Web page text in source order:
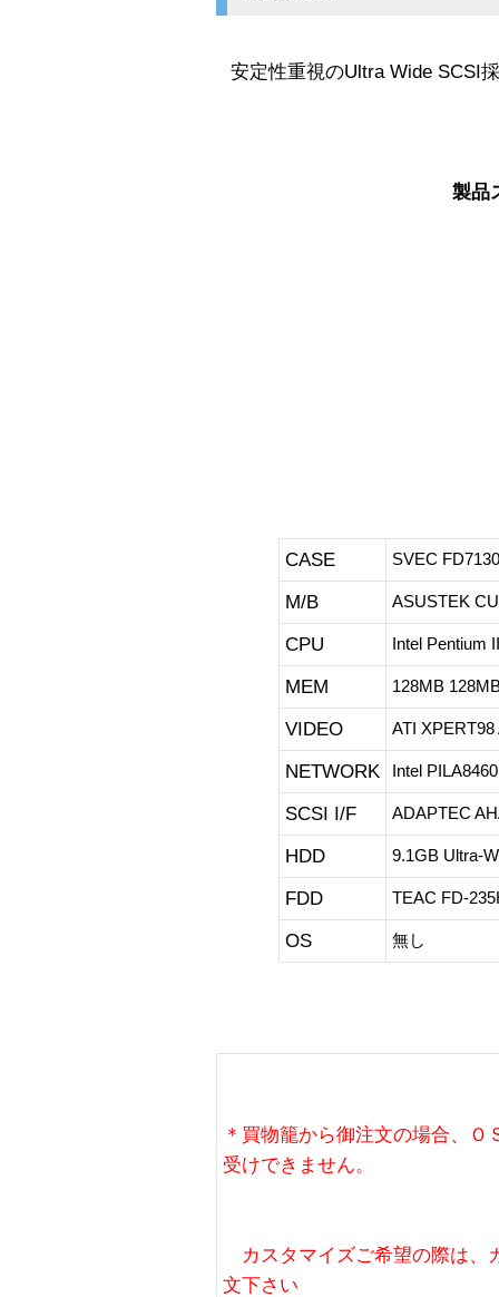
安定性重視のUltra Wide SCSI
製品
CASE SVEC
M/B ASUSTEK
CPU Intel Pentium
MEM 128MB
VIDEO ATI
NETWORK Intel
SCSI I/F ADAPTEC
HDD 9.1GB Ultra-
FDD TEAC FD-
OS 無し
＊買物籠から御注文の場合、
受けできません。
カスタマイズご希望の際は、
文下さい